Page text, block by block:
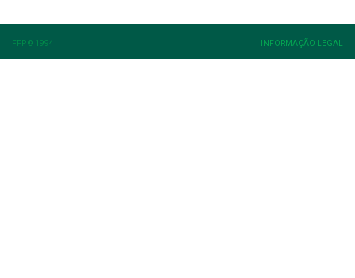
FFP © 1994 INFORMAÇÃO LEGAL